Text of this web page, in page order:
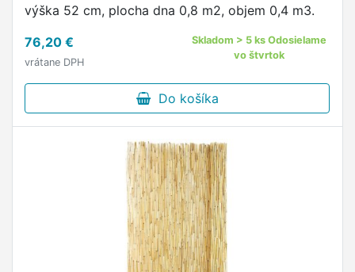
výška 52 cm, plocha dna 0,8 m2, objem 0,4 m3.
76,20 €
vrátane DPH
Skladom > 5 ks Odosielame
vo štvrtok
Do košíka